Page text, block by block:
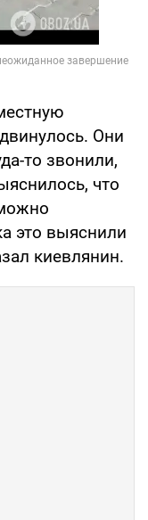
Они
то звонили,
что
это выяснили
киевлянин.